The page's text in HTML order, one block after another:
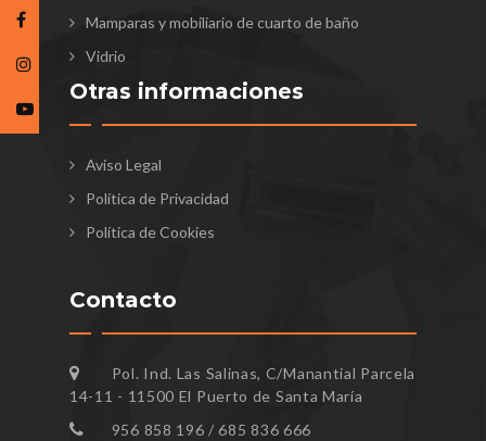
Mamparas y mobiliario de cuarto de baño
Vidrio
Otras informaciones
Aviso Legal
Política de Privacidad
Política de Cookies
Contacto
Pol. Ind. Las Salinas, C/Manantial Parcela
14-11 - 11500 El Puerto de Santa María
956 858 196 / 685 836 666